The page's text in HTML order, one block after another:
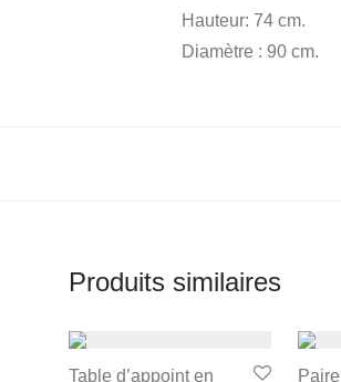
Hauteur: 74 cm.
Diamètre : 90 cm.
Produits similaires
Table d’appoint en